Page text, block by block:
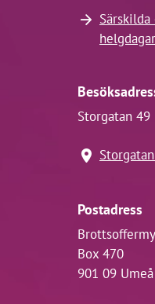
helgdagar
Storgatan 49
Postadress
Box 470
901 09 Umeå